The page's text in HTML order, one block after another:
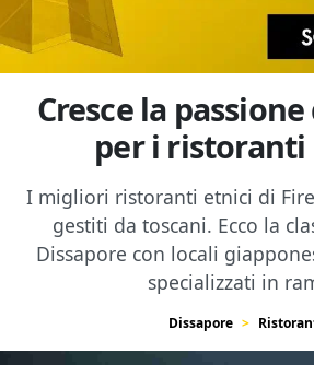
Cresce la
per i
I migliori ristoranti etnici di
gestiti da toscani. Ecco la
Dissapore con locali
specializzati in
Dissapore